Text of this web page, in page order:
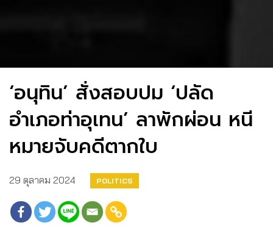
‘อนุทิน’ สั่งสอบปม ‘ปลัด
อำเภอท่าอุเทน’ ลาพักผ่อน หนี
หมายจับคดีตากใบ
29 ตุลาคม 2024 POLITICS